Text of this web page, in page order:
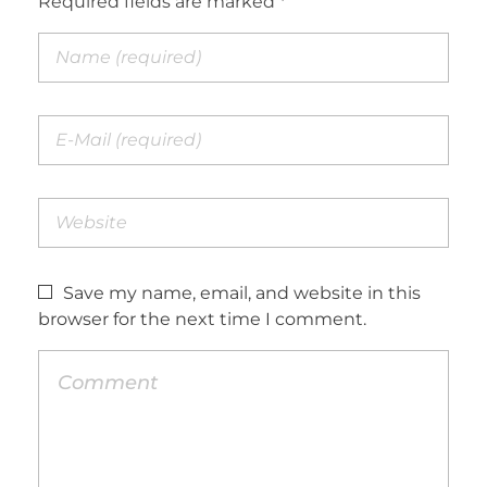
Save my name, email, and website in this
browser for the next time I comment.